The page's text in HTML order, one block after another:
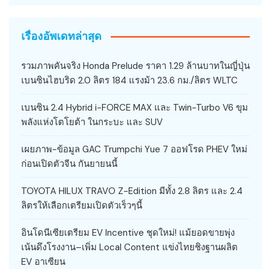
เรื่องอัพเดทล่าสุด
รวมภาพคันจริง Honda Prelude ราคา 1.29 ล้านบาทในญี่ปุ่น
เบนซินไฮบริด 2.0 ลิตร 184 แรงม้า 23.6 กม./ลิตร WLTC
เบนซิน 2.4 Hybrid i-FORCE MAX และ Twin-Turbo V6 ขุม
พลังแห่งโตโยต้า ในกระบะ และ SUV
เผยภาพ-ข้อมูล GAC Trumpchi Yue 7 ออฟโรด PHEV ใหม่
ก่อนเปิดตัวจีน กันยายนนี้
TOYOTA HILUX TRAVO Z-Edition มีทั้ง 2.8 ลิตร และ 2.4
ลิตรให้เลือกเตรียมเปิดตัวเร็วๆนี้
อินโดนีเซียเตรียม EV Incentive ชุดใหม่! แม้ยอดขายพุ่ง
เน้นดึงโรงงาน–เพิ่ม Local Content แข่งไทยชิงฐานผลิต
EV อาเซียน